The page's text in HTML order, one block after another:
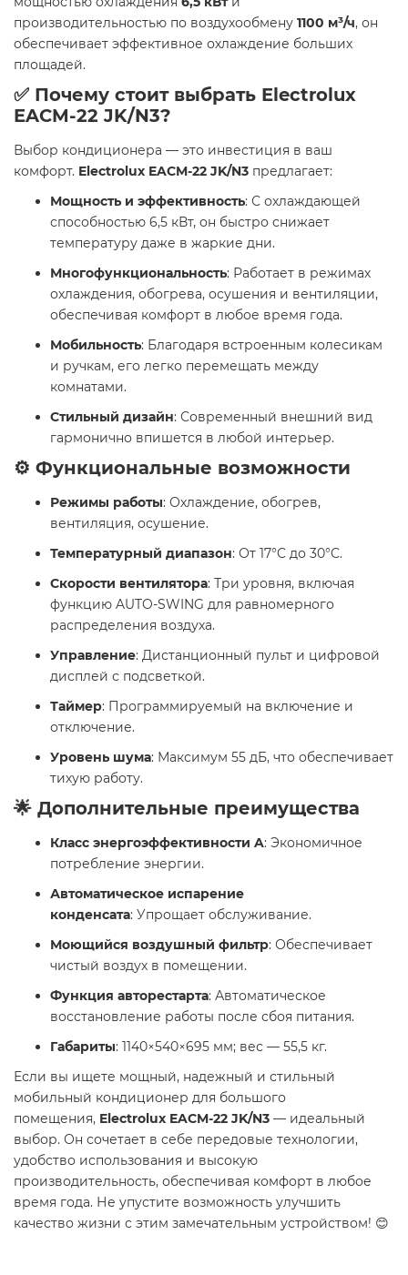
производительностью по воздухообмену 1100 м³/ч, он
обеспечивает эффективное охлаждение больших
площадей. ​
✅ Почему стоит выбрать Electrolux
EACM-22 JK/N3?
Выбор кондиционера — это инвестиция в ваш
комфорт. Electrolux EACM-22 JK/N3 предлагает:​
Мощность и эффективность: С охлаждающей
способностью 6,5 кВт, он быстро снижает
температуру даже в жаркие дни.
Многофункциональность: Работает в режимах
охлаждения, обогрева, осушения и вентиляции,
обеспечивая комфорт в любое время года.
Мобильность: Благодаря встроенным колесикам
и ручкам, его легко перемещать между
комнатами.
Стильный дизайн: Современный внешний вид
гармонично впишется в любой интерьер.​
⚙️ Функциональные возможности
Режимы работы: Охлаждение, обогрев,
вентиляция, осушение.
Температурный диапазон: От 17°C до 30°C.
Скорости вентилятора: Три уровня, включая
функцию AUTO-SWING для равномерного
распределения воздуха.
Управление: Дистанционный пульт и цифровой
дисплей с подсветкой.
Таймер: Программируемый на включение и
отключение.
Уровень шума: Максимум 55 дБ, что обеспечивает
тихую работу.​
🌟 Дополнительные преимущества
Класс энергоэффективности A: Экономичное
потребление энергии.
Автоматическое испарение
конденсата: Упрощает обслуживание.
Моющийся воздушный фильтр: Обеспечивает
чистый воздух в помещении.
Функция авторестарта: Автоматическое
восстановление работы после сбоя питания.
Габариты: 1140×540×695 мм; вес — 55,5 кг.​
Если вы ищете мощный, надежный и стильный
мобильный кондиционер для большого
помещения, Electrolux EACM-22 JK/N3 — идеальный
выбор. Он сочетает в себе передовые технологии,
удобство использования и высокую
производительность, обеспечивая комфорт в любое
время года. Не упустите возможность улучшить
качество жизни с этим замечательным устройством! 😊​